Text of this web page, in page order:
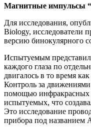
Магнитные импульсы
Для исследования,
Biology, исследователи
версию бинокулярного
Испытуемым
каждого глаза по
двигалось в то время
Контроль за движениями
помощью инфракрасных
испытуемых, что
Это исследование
прибора под названием